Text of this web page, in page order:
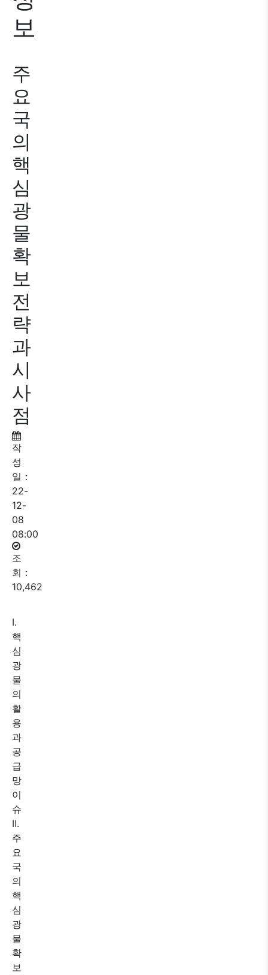
보
주
요
국
의
핵
심
광
물
확
보
전
략
과
시
사
점
작
성
일：
22-
12-
08
08:00
조
회：
10,462
Ⅰ.
핵
심
광
물
의
활
용
과
공
급
망
이
슈
Ⅱ.
주
요
국
의
핵
심
광
물
확
보